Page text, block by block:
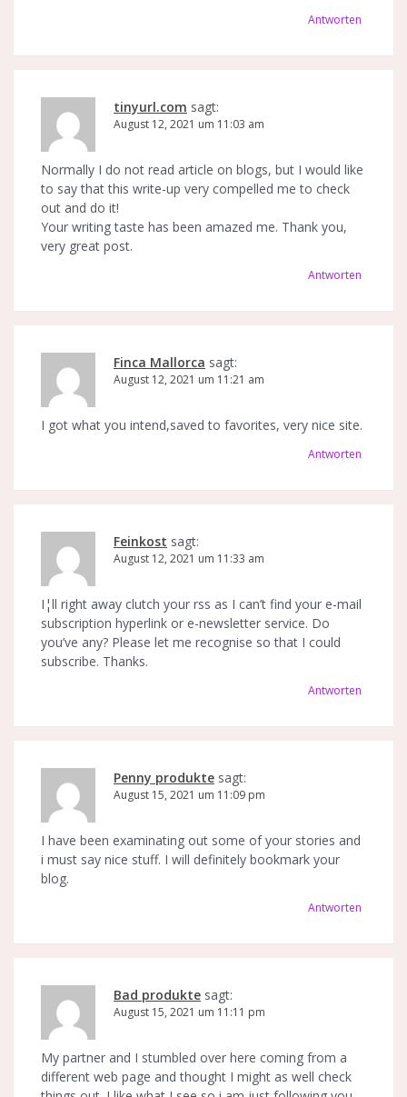
Antworten
tinyurl.com sagt:
August 12, 2021 um 11:03 am
Normally I do not read article on blogs, but I would like
to say that this write-up very compelled me to check
out and do it!
Your writing taste has been amazed me. Thank you,
very great post.
Antworten
Finca Mallorca sagt:
August 12, 2021 um 11:21 am
I got what you intend,saved to favorites, very nice site.
Antworten
Feinkost sagt:
August 12, 2021 um 11:33 am
I¦ll right away clutch your rss as I can’t find your e-mail
subscription hyperlink or e-newsletter service. Do
you’ve any? Please let me recognise so that I could
subscribe. Thanks.
Antworten
Penny produkte sagt:
August 15, 2021 um 11:09 pm
I have been examinating out some of your stories and
i must say nice stuff. I will definitely bookmark your
blog.
Antworten
Bad produkte sagt:
August 15, 2021 um 11:11 pm
My partner and I stumbled over here coming from a
different web page and thought I might as well check